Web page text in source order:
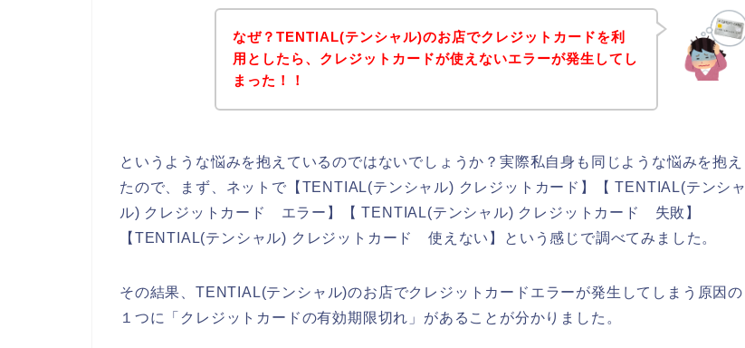
なぜ？TENTIAL(テンシャル)のお店でクレジットカードを利
用としたら、クレジットカードが使えないエラーが発生してし
まった！！
というような悩みを抱えているのではないでしょうか？実際私自身も同じような悩みを抱え
たので、まず、ネットで【TENTIAL(テンシャル) クレジットカード】【 TENTIAL(テンシャ
ル) クレジットカード エラー】【 TENTIAL(テンシャル) クレジットカード 失敗】
【TENTIAL(テンシャル) クレジットカード 使えない】という感じで調べてみました。
その結果、TENTIAL(テンシャル)のお店でクレジットカードエラーが発生してしまう原因の
１つに「クレジットカードの有効期限切れ」があることが分かりました。